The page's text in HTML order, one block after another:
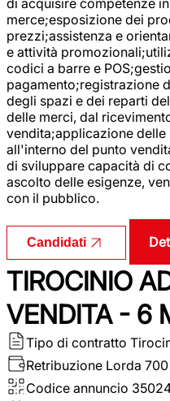
merce;esposizione dei
prezzi;assistenza e
e attività
codici a barre e
pagamento;registrazione
degli spazi e dei reparti
delle merci, dal
vendita;applicazione
all'interno del punto
di sviluppare capacità di
ascolto delle esigenze,
con il pubblico.
Candidati
TIROCINIO
VENDITA - 6
Tipo di contratto
Retribuzione Lorda
Codice annuncio